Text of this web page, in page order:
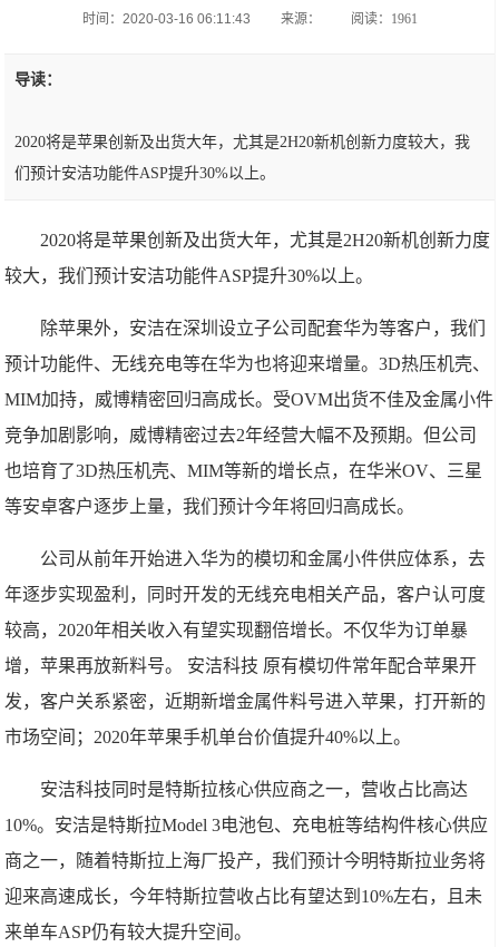
时间：2020-03-16 06:11:43 来源： 阅读：1961
导读：
2020将是苹果创新及出货大年，尤其是2H20新机创新力度较大，我
们预计安洁功能件ASP提升30%以上。
2020将是苹果创新及出货大年，尤其是2H20新机创新力度
较大，我们预计安洁功能件ASP提升30%以上。
除苹果外，安洁在深圳设立子公司配套华为等客户，我们
预计功能件、无线充电等在华为也将迎来增量。3D热压机壳、
MIM加持，威博精密回归高成长。受OVM出货不佳及金属小件
竞争加剧影响，威博精密过去2年经营大幅不及预期。但公司
也培育了3D热压机壳、MIM等新的增长点，在华米OV、三星
等安卓客户逐步上量，我们预计今年将回归高成长。
公司从前年开始进入华为的模切和金属小件供应体系，去
年逐步实现盈利，同时开发的无线充电相关产品，客户认可度
较高，2020年相关收入有望实现翻倍增长。不仅华为订单暴
增，苹果再放新料号。 安洁科技 原有模切件常年配合苹果开
发，客户关系紧密，近期新增金属件料号进入苹果，打开新的
市场空间；2020年苹果手机单台价值提升40%以上。
安洁科技同时是特斯拉核心供应商之一，营收占比高达
10%。安洁是特斯拉Model 3电池包、充电桩等结构件核心供应
商之一，随着特斯拉上海厂投产，我们预计今明特斯拉业务将
迎来高速成长，今年特斯拉营收占比有望达到10%左右，且未
来单车ASP仍有较大提升空间。